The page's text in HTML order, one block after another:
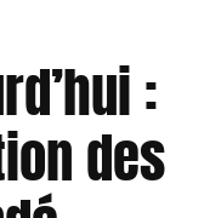
:
des